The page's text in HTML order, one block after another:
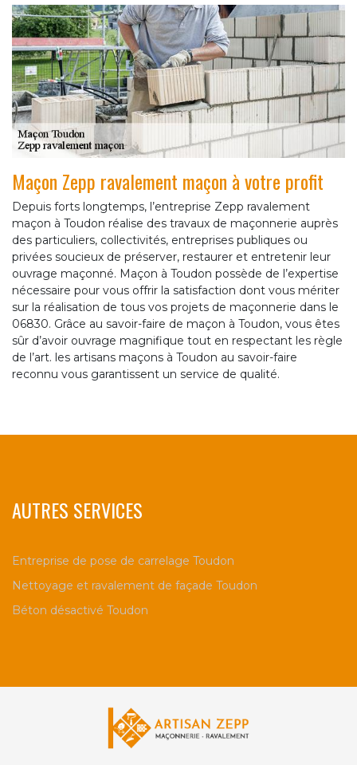
Maçon Zepp ravalement maçon à votre profit
Depuis forts longtemps, l’entreprise Zepp ravalement
maçon à Toudon réalise des travaux de maçonnerie auprès
des particuliers, collectivités, entreprises publiques ou
privées soucieux de préserver, restaurer et entretenir leur
ouvrage maçonné. Maçon à Toudon possède de l’expertise
nécessaire pour vous offrir la satisfaction dont vous mériter
sur la réalisation de tous vos projets de maçonnerie dans le
06830. Grâce au savoir-faire de maçon à Toudon, vous êtes
sûr d’avoir ouvrage magnifique tout en respectant les règle
de l’art. les artisans maçons à Toudon au savoir-faire
reconnu vous garantissent un service de qualité.
AUTRES SERVICES
Entreprise de pose de carrelage Toudon
Nettoyage et ravalement de façade Toudon
Béton désactivé Toudon